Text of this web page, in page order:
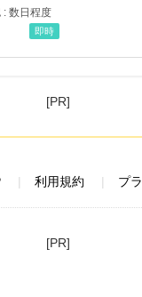
: 数日程度
即時
[PR]
利用規約 プ
[PR]